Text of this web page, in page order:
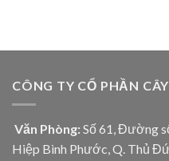
CÔNG TY CỔ PHẦN
Văn Phòng: Số 61, Đường
Hiệp Bình Phước, Q. Thủ